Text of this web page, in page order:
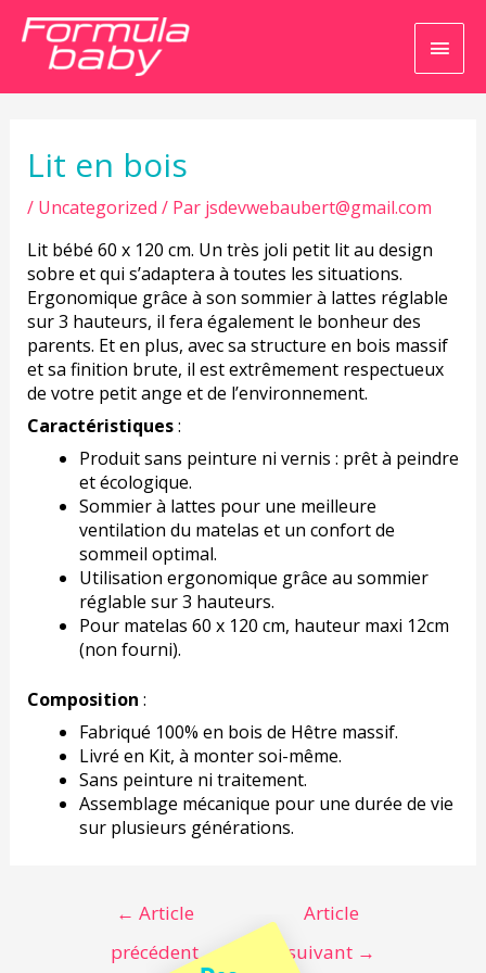
Lit en bois
/ Uncategorized / Par jsdevwebaubert@gmail.com
Lit bébé 60 x 120 cm. Un très joli petit lit au design
sobre et qui s’adaptera à toutes les situations.
Ergonomique grâce à son sommier à lattes réglable
sur 3 hauteurs, il fera également le bonheur des
parents. Et en plus, avec sa structure en bois massif
et sa finition brute, il est extrêmement respectueux
de votre petit ange et de l’environnement.
Caractéristiques:
Produit sans peinture ni vernis : prêt à peindre
et écologique.
Sommier à lattes pour une meilleure
ventilation du matelas et un confort de
sommeil optimal.
Utilisation ergonomique grâce au sommier
réglable sur 3 hauteurs.
Pour matelas 60 x 120 cm, hauteur maxi 12cm
(non fourni).
Composition :
Fabriqué 100% en bois de Hêtre massif.
Livré en Kit, à monter soi-même.
Sans peinture ni traitement.
Assemblage mécanique pour une durée de vie
sur plusieurs générations.
← Article
précédent
Article
suivant →